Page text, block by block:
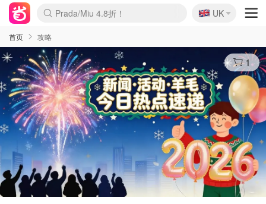
Prada/Miu 4.8折！
🇬🇧
UK
首页 攻略
1